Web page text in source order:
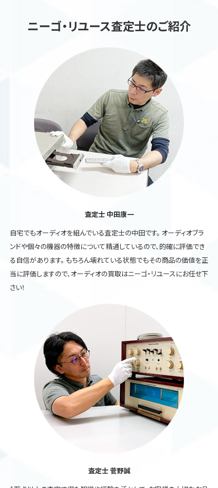
ニーゴ・リユース査定士のご紹介
査定士 中田康一
自宅でもオーディオを組んでいる査定士の中田です。 オーディオブラ
ンドや個々の機器の特徴について精通しているので、的確に評価でき
る自信があります。 もちろん壊れている状態でもその商品の価値を正
当に評価しますので、オーディオの買取はニーゴ・リユースにお任せ下
さい！
査定士 菅野誠